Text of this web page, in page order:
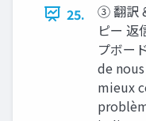
25.
③ 翻訳
ピー 返
プボー
de
mieux